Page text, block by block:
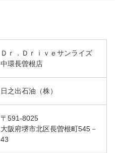
Ｄｒ．Ｄｒｉｖｅサンライズ
中環長曽根店
日之出石油（株）
〒591-8025
大阪府堺市北区長曽根町545－
43